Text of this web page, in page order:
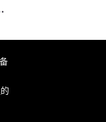
选择会是谁？